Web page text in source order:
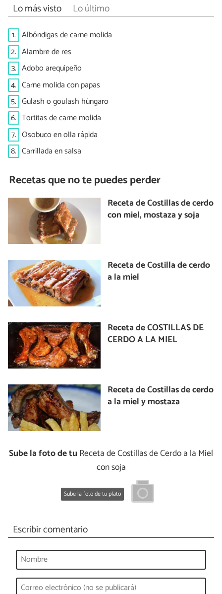
Lo más visto Lo último
1. Albóndigas de carne molida
2. Alambre de res
3. Adobo arequipeño
4. Carne molida con papas
5. Gulash o goulash húngaro
6. Tortitas de carne molida
7. Osobuco en olla rápida
8. Carrillada en salsa
Recetas que no te puedes perder
Receta de Costillas de cerdo
con miel, mostaza y soja
Receta de Costilla de cerdo
a la miel
Receta de COSTILLAS DE
CERDO A LA MIEL
Receta de Costillas de cerdo
a la miel y mostaza
Sube la foto de tu Receta de Costillas de Cerdo a la Miel
con soja
Sube la foto de tu plato
Escribir comentario